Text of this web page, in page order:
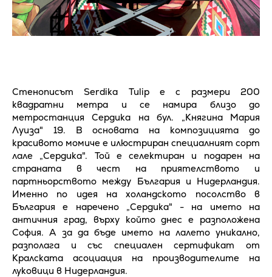
Стенописът Serdika Tulip е с размери 200
квадратни метра и се намира близо до
метростанция Сердика на бул. „Княгина Мария
Луиза" 19. В основата на композицията до
красивото момиче е илюстриран специалният сорт
лале „Сердика". Той е селектиран и подарен на
страната в чест на приятелството и
партньорството между България и Нидерландия.
Именно по идея на холандското посолство в
България е наречено „Сердика" - на името на
античния град, върху който днес е разположена
София. А за да бъде името на лалето уникално,
разполага и със специален сертификат от
Кралската асоциация на производителите на
луковици в Нидерландия.